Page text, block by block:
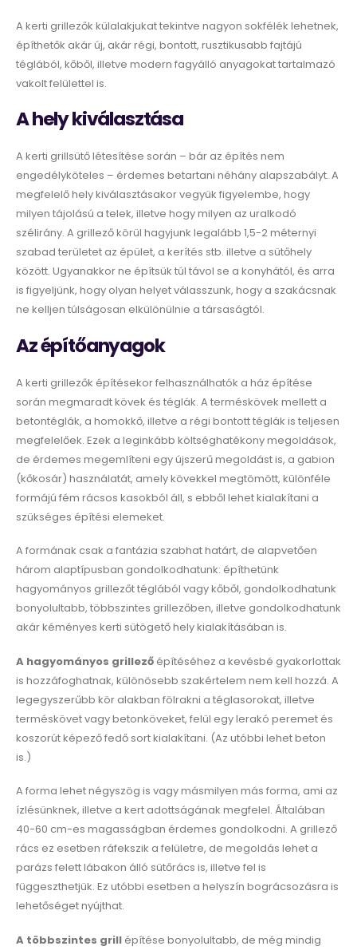
A kerti grillezők külalakjukat tekintve nagyon sokfélék lehetnek,
építhetők akár új, akár régi, bontott, rusztikusabb fajtájú
téglából, kőből, illetve modern fagyálló anyagokat tartalmazó
vakolt felülettel is.
A hely kiválasztása
A kerti grillsütő létesítése során – bár az építés nem
engedélyköteles – érdemes betartani néhány alapszabályt. A
megfelelő hely kiválasztásakor vegyük figyelembe, hogy
milyen tájolású a telek, illetve hogy milyen az uralkodó
szélirány. A grillező körül hagyjunk legalább 1,5-2 méternyi
szabad területet az épület, a kerítés stb. illetve a sütőhely
között. Ugyanakkor ne építsük túl távol se a konyhától, és arra
is figyeljünk, hogy olyan helyet válasszunk, hogy a szakácsnak
ne kelljen túlságosan elkülönülnie a társaságtól.
Az építőanyagok
A kerti grillezők építésekor felhasználhatók a ház építése
során megmaradt kövek és téglák. A terméskövek mellett a
betontéglák, a homokkő, illetve a régi bontott téglák is teljesen
megfelelőek. Ezek a leginkább költséghatékony megoldások,
de érdemes megemlíteni egy újszerű megoldást is, a gabion
(kőkosár) használatát, amely kövekkel megtömött, különféle
formájú fém rácsos kasokból áll, s ebből lehet kialakítani a
szükséges építési elemeket.
A formának csak a fantázia szabhat határt, de alapvetően
három alaptípusban gondolkodhatunk: építhetünk
hagyományos grillezőt téglából vagy kőből, gondolkodhatunk
bonyolultabb, többszintes grillezőben, illetve gondolkodhatunk
akár kéményes kerti sütögető hely kialakításában is.
A hagyományos grillező építéséhez a kevésbé gyakorlottak
is hozzáfoghatnak, különösebb szakértelem nem kell hozzá. A
legegyszerűbb kör alakban fölrakni a téglasorokat, illetve
terméskövet vagy betonköveket, felül egy lerakó peremet és
koszorút képező fedő sort kialakítani. (Az utóbbi lehet beton
is.)
A forma lehet négyszög is vagy másmilyen más forma, ami az
ízlésünknek, illetve a kert adottságának megfelel. Általában
40-60 cm-es magasságban érdemes gondolkodni. A grillező
rács ez esetben ráfekszik a felületre, de megoldás lehet a
parázs felett lábakon álló sütőrács is, illetve fel is
függeszthetjük. Ez utóbbi esetben a helyszín bográcsozásra is
lehetőséget nyújthat.
A többszintes grill építése bonyolultabb, de még mindig